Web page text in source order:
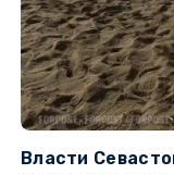
Власти